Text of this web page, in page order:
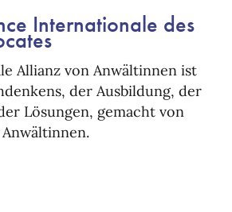
Internationale des
Allianz von Anwältinnen ist
der Ausbildung, der
Lösungen, gemacht von